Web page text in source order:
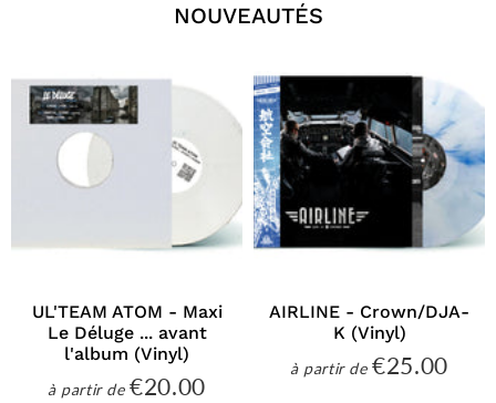
NOUVEAUTÉS
UL'TEAM ATOM - Maxi
Le Déluge ... avant
l'album (Vinyl)
à partir dePrix
€20.00
AIRLINE - Crown/DJA-
K (Vinyl)
à partir dePrix
€25.00